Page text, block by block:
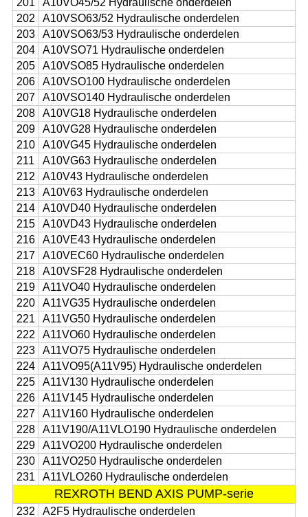
201
A10VO45/52 Hydraulische onderdelen
202
A10VSO63/52 Hydraulische onderdelen
203
A10VSO63/53 Hydraulische onderdelen
204
A10VSO71 Hydraulische onderdelen
205
A10VSO85 Hydraulische onderdelen
206
A10VSO100 Hydraulische onderdelen
207
A10VSO140 Hydraulische onderdelen
208
A10VG18 Hydraulische onderdelen
209
A10VG28 Hydraulische onderdelen
210
A10VG45 Hydraulische onderdelen
211
A10VG63 Hydraulische onderdelen
212
A10V43 Hydraulische onderdelen
213
A10V63 Hydraulische onderdelen
214
A10VD40 Hydraulische onderdelen
215
A10VD43 Hydraulische onderdelen
216
A10VE43 Hydraulische onderdelen
217
A10VEC60 Hydraulische onderdelen
218
A10VSF28 Hydraulische onderdelen
219
A11VO40 Hydraulische onderdelen
220
A11VG35 Hydraulische onderdelen
221
A11VG50 Hydraulische onderdelen
222
A11VO60 Hydraulische onderdelen
223
A11VO75 Hydraulische onderdelen
224
A11VO95(A11V95) Hydraulische onderdelen
225
A11V130 Hydraulische onderdelen
226
A11V145 Hydraulische onderdelen
227
A11V160 Hydraulische onderdelen
228
A11V190/A11VLO190 Hydraulische onderdelen
229
A11VO200 Hydraulische onderdelen
230
A11VO250 Hydraulische onderdelen
231
A11VLO260 Hydraulische onderdelen
REXROTH BEND AXIS PUMP-serie
232
A2F5 Hydraulische onderdelen